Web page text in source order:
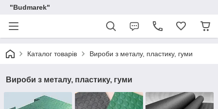
"Budmarek"
Каталог товарів Вироби з металу, пластику, гуми
Вироби з металу, пластику, гуми